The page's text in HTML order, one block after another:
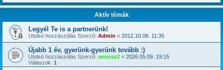
Aktív témák
Legyél Te is a partnerünk!
Utolsó hozzászólás Szerző: Admin « 2012.10.08. 11:35
Újabb 1 év, gyerünk-gyerünk tovább :)
Utolsó hozzászólás Szerző: xenosz2 « 2026.05.09. 19:15
Válaszok: 1